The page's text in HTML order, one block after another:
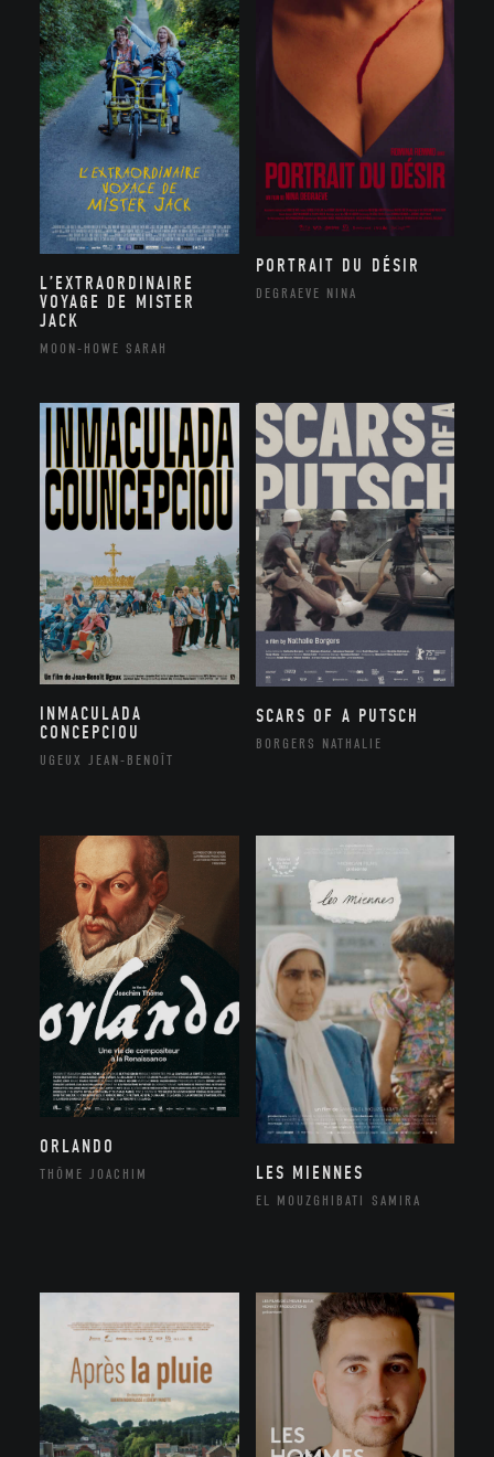
L’EXTRAORDINAIRE
VOYAGE DE MISTER
JACK
MOON-HOWE SARAH
PORTRAIT DU DÉSIR
DEGRAEVE NINA
INMACULADA
CONCEPCIOU
UGEUX JEAN-BENOÎT
SCARS OF A PUTSCH
BORGERS NATHALIE
ORLANDO
THÔME JOACHIM LES MIENNES
EL MOUZGHIBATI SAMIRA